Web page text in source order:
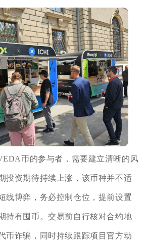
币的参与者，需要建立清晰的风
投资期待持续上涨，该币种并不适
线博弈，务必控制仓位，提前设置
持有囤币。交易前自行核对合约地
币诈骗，同时持续跟踪项目官方动